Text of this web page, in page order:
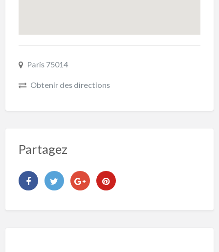
Paris 75014
Obtenir des directions
Partagez